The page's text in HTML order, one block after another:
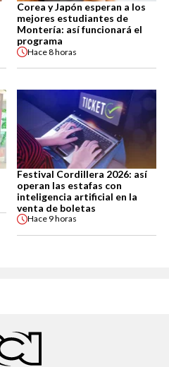
Corea y Japón esperan a los
mejores estudiantes de
Montería: así funcionará el
programa
Hace8 horas
Festival Cordillera 2026: así
operan las estafas con
inteligencia artificial en la
venta de boletas
Hace 9 horas